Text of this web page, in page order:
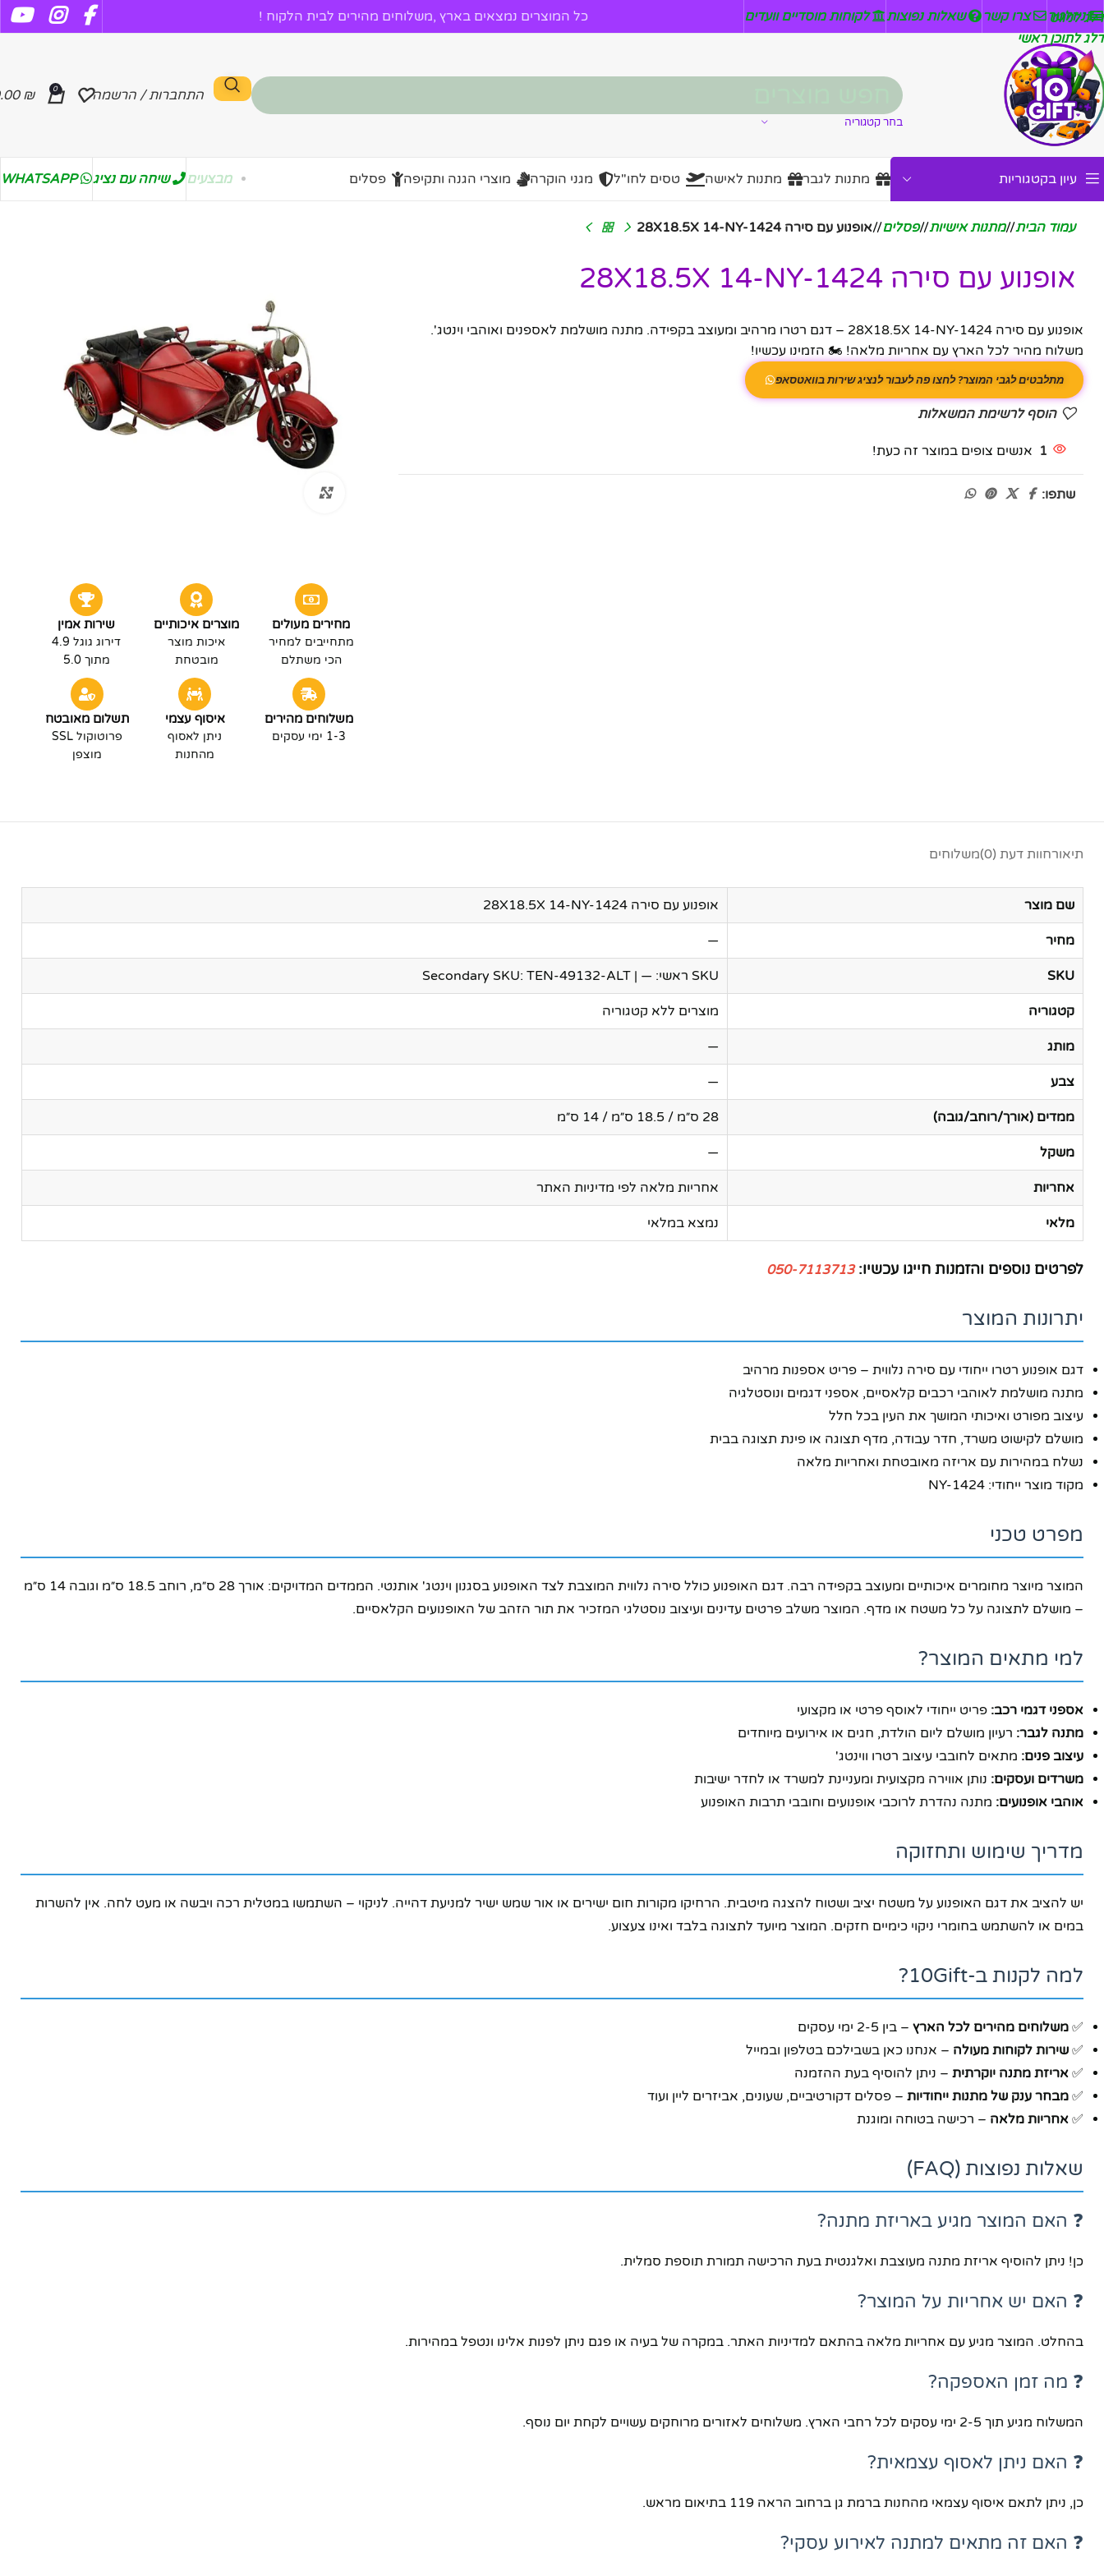
דלג לניווט
דלג לתוכן ראשי
ניזלטר צרו קשר שאלות נפוצות לקוחות מוסדיים וועדים כל המוצרים נמצאים בארץ ,משלוחים מהירים לבית הלקוח !
בחר קטגוריה
התחברות / הרשמה 0
₪
עיון בקטגוריות מתנות לגבר מתנות לאישה טסים לחו"ל מגני הוקרה מוצרי הגנה ותקיפה פסלים מבצעים שיחה עם נציג WHATSAPP
מחירים מעולים
מתחייבים למחיר
הכי משתלם
מוצרים איכותיים
איכות מוצר
מובטחת
שירות אמין
דירוג גוגל 4.9
מתוך 5.0
משלוחים מהירים
1-3 ימי עסקים
איסוף עצמי
ניתן לאסוף
מהחנות
תשלום מאובטח
פרוטוקול SSL
מוצפן
עמוד הבית/ מתנות אישיות/ פסלים/ אופנוע עם סירה 28X18.5X 14-NY-1424
אופנוע עם סירה 28X18.5X 14-NY-1424
אופנוע עם סירה 28X18.5X 14-NY-1424 – דגם רטרו מרהיב ומעוצב בקפידה. מתנה מושלמת לאספנים ואוהבי וינטג'.
משלוח מהיר לכל הארץ עם אחריות מלאה! 🏍️ הזמינו עכשיו!
מתלבטים לגבי המוצר? לחצו פה לעבור לנציג שירות בוואטסאפ
הוסף לרשימת המשאלות
1 אנשים צופים במוצר זה כעת!
שתפו:
תיאורחוות דעת (0) משלוחים
שם מוצר אופנוע עם סירה 28X18.5X 14-NY-1424
מחיר —
SKU SKU ראשי: — | Secondary SKU: TEN-49132-ALT
קטגוריה מוצרים ללא קטגוריה
מותג —
צבע —
ממדים (אורך/רוחב/גובה) 28 ס״מ / 18.5 ס״מ / 14 ס״מ
משקל —
אחריות אחריות מלאה לפי מדיניות האתר
מלאי נמצא במלאי
לפרטים נוספים והזמנות חייגו עכשיו:050-7113713
יתרונות המוצר
דגם אופנוע רטרו ייחודי עם סירה נלווית – פריט אספנות מרהיב
מתנה מושלמת לאוהבי רכבים קלאסיים, אספני דגמים ונוסטלגיה
עיצוב מפורט ואיכותי המושך את העין בכל חלל
מושלם לקישוט משרד, חדר עבודה, מדף תצוגה או פינת תצוגה בבית
נשלח במהירות עם אריזה מאובטחת ואחריות מלאה
מקוד מוצר ייחודי: NY-1424
מפרט טכני
המוצר מיוצר מחומרים איכותיים ומעוצב בקפידה רבה. דגם האופנוע כולל סירה נלווית המוצבת לצד האופנוע בסגנון וינטג' אותנטי. הממדים המדויקים: אורך 28 ס״מ, רוחב 18.5 ס״מ וגובה 14 ס״מ
– מושלם לתצוגה על כל משטח או מדף. המוצר משלב פרטים עדינים ועיצוב נוסטלגי המזכיר את תור הזהב של האופנועים הקלאסיים.
למי מתאים המוצר?
אספני דגמי רכב: פריט ייחודי לאוסף פרטי או מקצועי
מתנה לגבר: רעיון מושלם ליום הולדת, חגים או אירועים מיוחדים
עיצוב פנים: מתאים לחובבי עיצוב רטרו ווינטג'
משרדים ועסקים: נותן אווירה מקצועית ומעניינת למשרד או לחדר ישיבות
אוהבי אופנועים: מתנה נהדרת לרוכבי אופנועים וחובבי תרבות האופנוע
מדריך שימוש ותחזוקה
יש להציב את דגם האופנוע על משטח יציב ושטוח להצגה מיטבית. הרחיקו מקורות חום ישירים או אור שמש ישיר למניעת דהייה. לניקוי – השתמשו במטלית רכה ויבשה או מעט לחה. אין להשרות
במים או להשתמש בחומרי ניקוי כימיים חזקים. המוצר מיועד לתצוגה בלבד ואינו צעצוע.
למה לקנות ב-10Gift?
✅ משלוחים מהירים לכל הארץ – בין 2-5 ימי עסקים
✅ שירות לקוחות מעולה – אנחנו כאן בשבילכם בטלפון ובמייל
✅ אריזת מתנה יוקרתית – ניתן להוסיף בעת ההזמנה
✅ מבחר ענק של מתנות ייחודיות – פסלים דקורטיביים, שעונים, אביזרים ליין ועוד
✅ אחריות מלאה – רכישה בטוחה ומוגנת
שאלות נפוצות (FAQ)
❓ האם המוצר מגיע באריזת מתנה?
כן! ניתן להוסיף אריזת מתנה מעוצבת ואלגנטית בעת הרכישה תמורת תוספת סמלית.
❓ האם יש אחריות על המוצר?
בהחלט. המוצר מגיע עם אחריות מלאה בהתאם למדיניות האתר. במקרה של בעיה או פגם ניתן לפנות אלינו ונטפל במהירות.
❓ מה זמן האספקה?
המשלוח מגיע תוך 2-5 ימי עסקים לכל רחבי הארץ. משלוחים לאזורים מרוחקים עשויים לקחת יום נוסף.
❓ האם ניתן לאסוף עצמאית?
כן, ניתן לתאם איסוף עצמאי מהחנות ברמת גן ברחוב הראה 119 בתיאום מראש.
❓ האם זה מתאים למתנה לאירוע עסקי?
פייסבוק
יוטיוב